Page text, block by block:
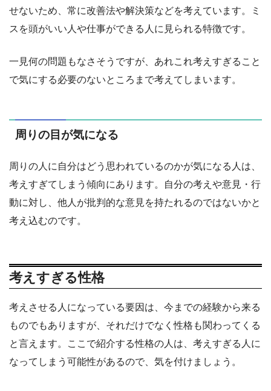
せないため、常に改善法や解決策などを考えています。ミ
スを頭がいい人や仕事ができる人に見られる特徴です。
一見何の問題もなさそうですが、あれこれ考えすぎること
で気にする必要のないところまで考えてしまいます。
周りの目が気になる
周りの人に自分はどう思われているのかが気になる人は、
考えすぎてしまう傾向にあります。自分の考えや意見・行
動に対し、他人が批判的な意見を持たれるのではないかと
考え込むのです。
考えすぎる性格
考えさせる人になっている要因は、今までの経験から来る
ものでもありますが、それだけでなく性格も関わってくる
と言えます。ここで紹介する性格の人は、考えすぎる人に
なってしまう可能性があるので、気を付けましょう。